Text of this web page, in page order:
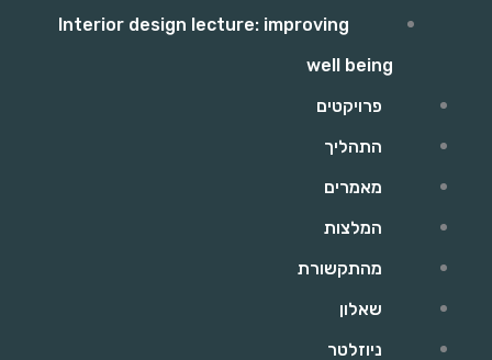
Interior design lecture: improving
well being
פרויקטים
התהליך
מאמרים
המלצות
מהתקשורת
שאלון
ניוזלטר